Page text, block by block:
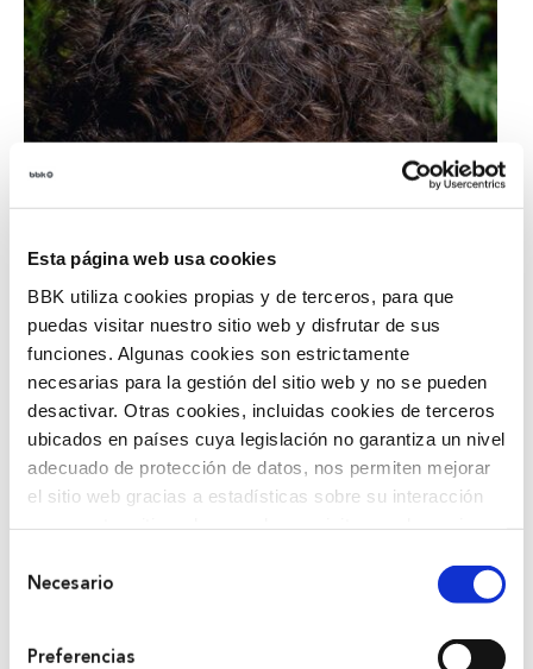
Esta página web usa cookies
BBK utiliza cookies propias y de terceros, para que
puedas visitar nuestro sitio web y disfrutar de sus
funciones. Algunas cookies son estrictamente
necesarias para la gestión del sitio web y no se pueden
desactivar. Otras cookies, incluidas cookies de terceros
ubicados en países cuya legislación no garantiza un nivel
adecuado de protección de datos, nos permiten mejorar
el sitio web gracias a estadísticas sobre su interacción
el uso que haga del sitio web con nuestros partners de
información que les haya proporcionado o que hayan
Necesario
Preferencias Comprar entrada